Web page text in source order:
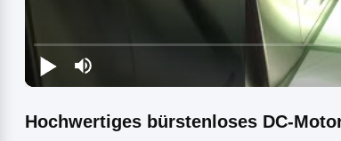
Hochwertiges bürstenloses DC-